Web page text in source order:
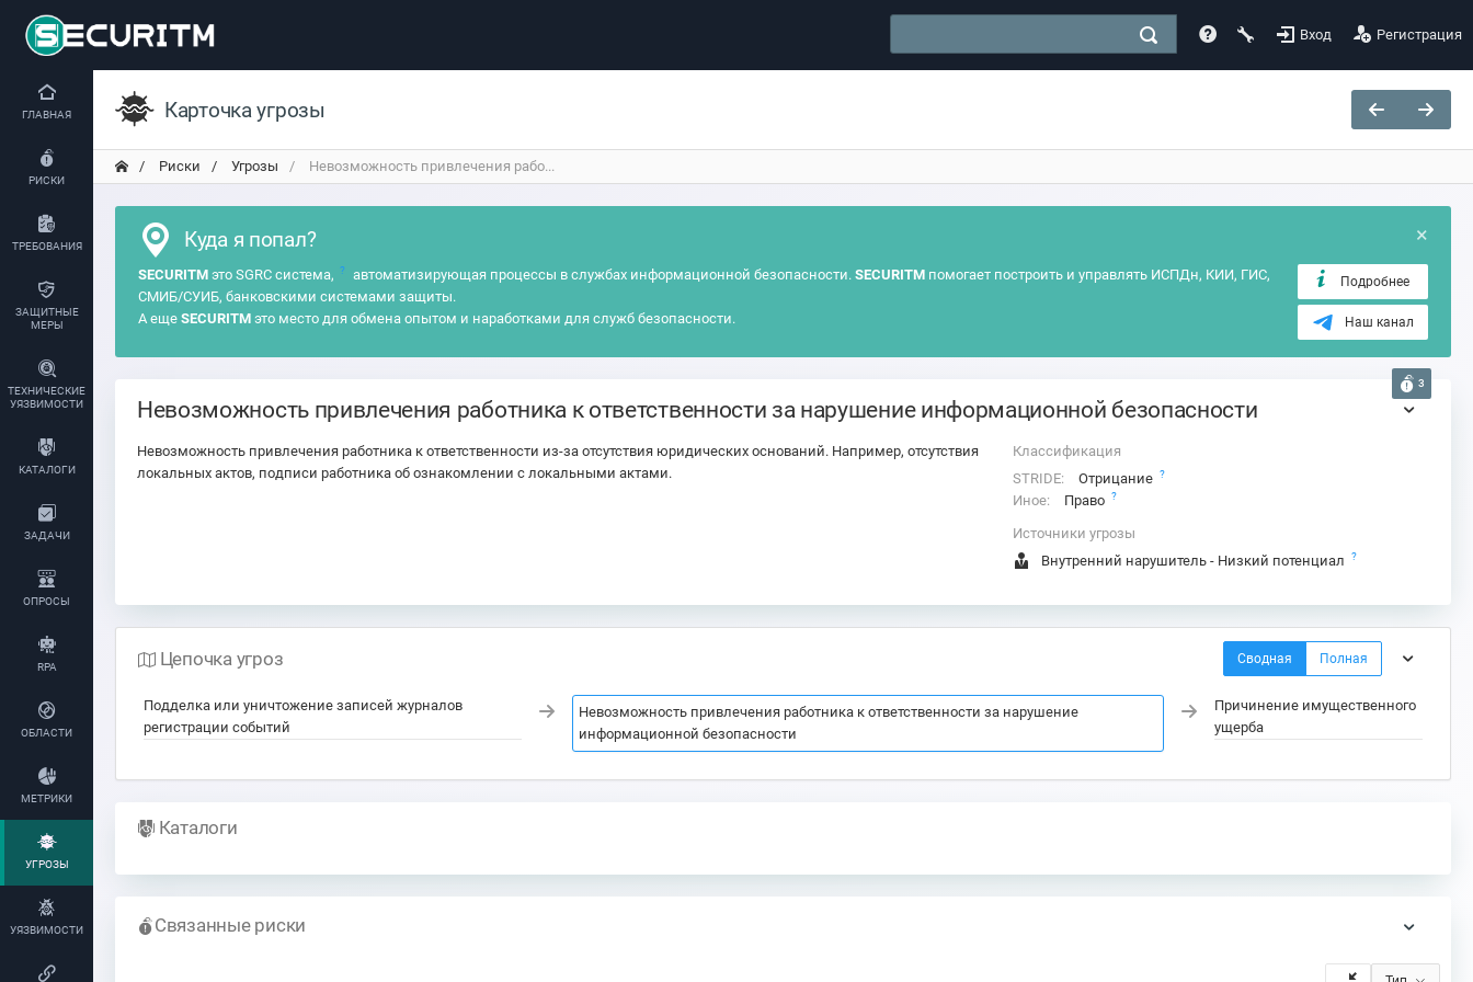
Вход Регистрация
ГЛАВНАЯ
РИСКИ
ТРЕБОВАНИЯ
ЗАЩИТНЫЕ
МЕРЫ
ТЕХНИЧЕСКИЕ
УЯЗВИМОСТИ
КАТАЛОГИ
ЗАДАЧИ
ОПРОСЫ
RPA
ОБЛАСТИ
МЕТРИКИ
УГРОЗЫ
УЯЗВИМОСТИ
Карточка угрозы
Риски Угрозы Невозможность привлечения рабо...
×
Куда я попал?
SECURITM это SGRC система, ? автоматизирующая процессы в службах информационной безопасности. SECURITMпомогает построить и управлять ИСПДн, КИИ, ГИС,
СМИБ/СУИБ, банковскими системами защиты.
А еще SECURITM это место для обмена опытом и наработками для служб безопасности.
Подробнее
Наш канал
3
Невозможность привлечения работника к ответственности за нарушение информационной безопасности
Невозможность привлечения работника к ответственности из-за отсутствия юридических оснований. Например, отсутствия
локальных актов, подписи работника об ознакомлении с локальными актами.
Классификация
STRIDE:
Отрицание ?
Иное: Право ?
Источники угрозы
Внутренний нарушитель - Низкий потенциал
?
Цепочка угроз Сводная Полная
Подделка или уничтожение записей журналов
регистрации событий
Невозможность привлечения работника к ответственности за нарушение
информационной безопасности
Причинение имущественного
ущерба
Каталоги
Связанные риски